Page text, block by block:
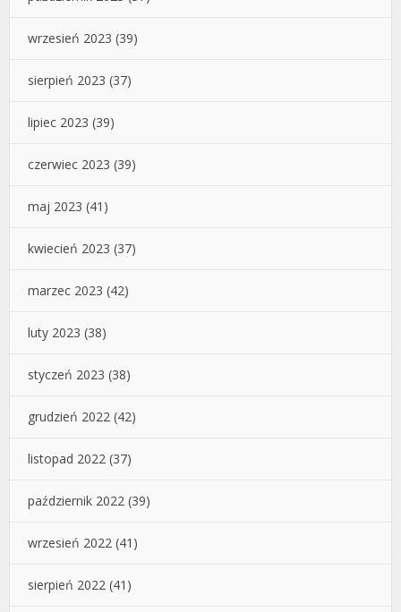
wrzesień 2023 (39)
sierpień 2023 (37)
lipiec 2023 (39)
czerwiec 2023 (39)
maj 2023 (41)
kwiecień 2023 (37)
marzec 2023 (42)
luty 2023 (38)
styczeń 2023 (38)
grudzień 2022 (42)
listopad 2022 (37)
październik 2022 (39)
wrzesień 2022 (41)
sierpień 2022 (41)